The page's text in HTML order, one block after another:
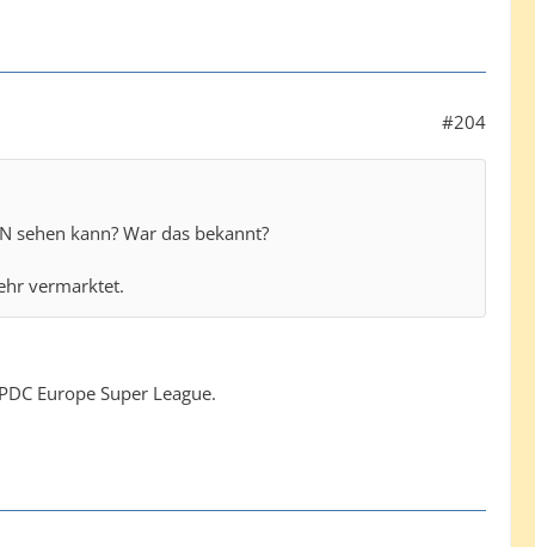
#204
sehen kann? War das bekannt?
vermarktet.
Europe Super League.